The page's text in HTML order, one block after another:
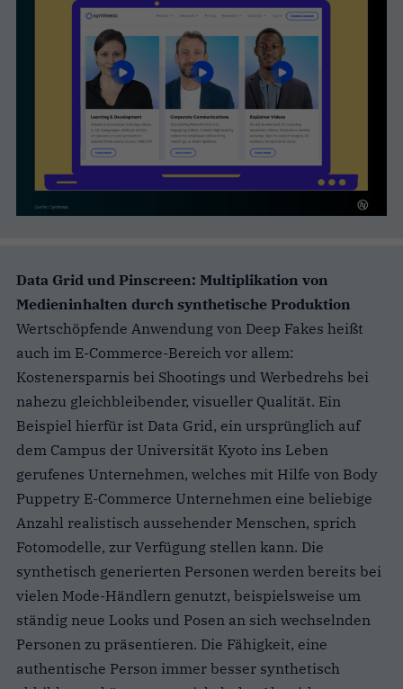
Data Grid und Pinscreen: Multiplikation von
Medieninhalten durch synthetische Produktion
Wertschöpfende Anwendung von Deep Fakes heißt
auch im E-Commerce-Bereich vor allem:
Kostenersparnis bei Shootings und Werbedrehs bei
nahezu gleichbleibender, visueller Qualität. Ein
Beispiel hierfür ist Data Grid, ein ursprünglich auf
dem Campus der Universität Kyoto ins Leben
gerufenes Unternehmen, welches mit Hilfe von Body
Puppetry E-Commerce Unternehmen eine beliebige
Anzahl realistisch aussehender Menschen, sprich
Fotomodelle, zur Verfügung stellen kann. Die
synthetisch generierten Personen werden bereits bei
vielen Mode-Händlern genutzt, beispielsweise um
ständig neue Looks und Posen an sich wechselnden
Personen zu präsentieren. Die Fähigkeit, eine
authentische Person immer besser synthetisch